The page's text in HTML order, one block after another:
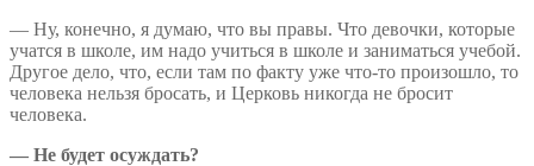
— Ну, конечно, я думаю, что вы правы. Что девочки, которые
учатся в школе, им надо учиться в школе и заниматься учебой.
Другое дело, что, если там по факту уже что-то произошло, то
человека нельзя бросать, и Церковь никогда не бросит
человека.
— Не будет осуждать?